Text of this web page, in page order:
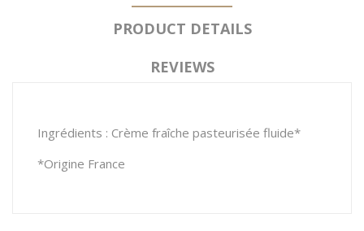
PRODUCT DETAILS
REVIEWS
Ingrédients : Crème fraîche pasteurisée fluide*
*Origine France